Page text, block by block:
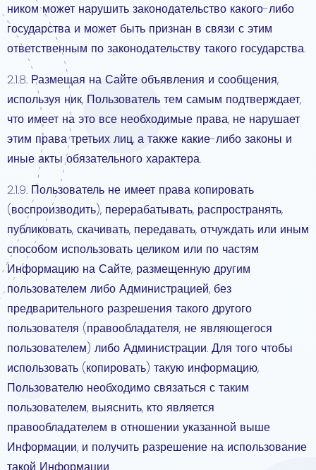
ником может нарушить законодательство какого-либо
государства и может быть признан в связи с этим
ответственным по законодательству такого государства.
2.1.8. Размещая на Сайте объявления и сообщения,
используя ник, Пользователь тем самым подтверждает,
что имеет на это все необходимые права, не нарушает
этим права третьих лиц, а также какие-либо законы и
иные акты обязательного характера.
2.1.9. Пользователь не имеет права копировать
(воспроизводить), перерабатывать, распространять,
публиковать, скачивать, передавать, отчуждать или иным
способом использовать целиком или по частям
Информацию на Сайте, размещенную другим
пользователем либо Администрацией, без
предварительного разрешения такого другого
пользователя (правообладателя, не являющегося
пользователем) либо Администрации. Для того чтобы
использовать (копировать) такую информацию,
Пользователю необходимо связаться с таким
пользователем, выяснить, кто является
правообладателем в отношении указанной выше
Информации, и получить разрешение на использование